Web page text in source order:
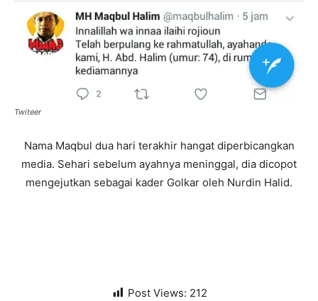
Twiteer
Nama Maqbul dua hari terakhir hangat diperbicangkan
media. Sehari sebelum ayahnya meninggal, dia dicopot
mengejutkan sebagai kader Golkar oleh Nurdin Halid.
Post Views: 212